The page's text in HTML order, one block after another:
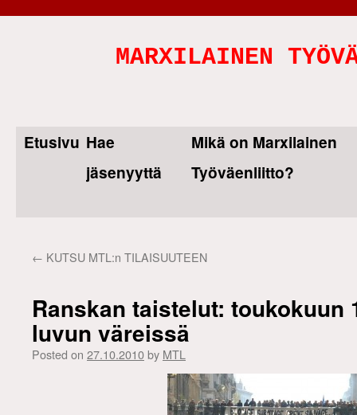
MARXILAINEN
Skip
Etusivu Hae
jäsenyyttä
Mikä on Marxilainen
Työväenliitto?
← KUTSU MTL:n TILAISUUTEEN
Ranskan taistelut: toukokuun
luvun väreissä
Posted on 27.10.2010by MTL